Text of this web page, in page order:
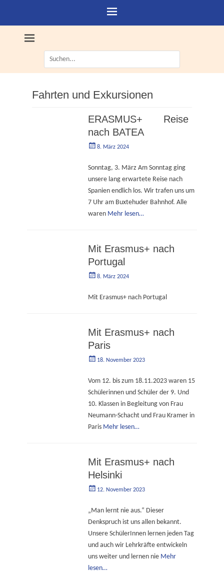
Suche
nach:
Fahrten und Exkursionen
ERASMUS+ Reise
nach BATEA
Geschrieben
8. März 2024
Sonntag, 3. März Am Sonntag ging
unsere lang erwartete Reise nach
Spanien endlich los. Wir trafen uns um
7 Uhr am Buxtehuder Bahnhof. Alle
waren Mehr lesen…
Mit Erasmus+ nach
Portugal
Geschrieben
8. März 2024
Mit Erasmus+ nach Portugal
Mit Erasmus+ nach
Paris
Geschrieben
18. November 2023
Vom 12. bis zum 18.11.2023 waren 15
Schülerinnen und Schüler der 9. Und
10. Klassen in Begleitung von Frau
Neumann-Schacht und Frau Kramer in
Paris Mehr lesen…
Mit Erasmus+ nach
Helsinki
Geschrieben
12. November 2023
„Man lernt nie aus.“ Dieser
Denkspruch ist uns allen bekannt.
Unsere SchülerInnen lernen jeden Tag
und auch wir Lehrkräfte entwickeln
uns weiter und lernen nie Mehr
lesen…